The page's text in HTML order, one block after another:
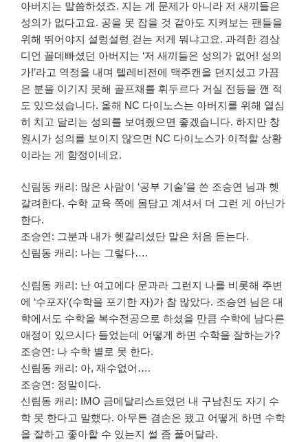
아버지는 말씀하셨죠. 지는 게 문제가 아니라 저 새끼들은
성의가 없다고요. 공을 못 잡을 것 같아도 지켜보는 팬들을
위해 뛰어야지 설렁설렁 걷는 저게 뭐냐고요. 과격한 경상
디언 꼴데빠셨던 아버지는 ‘저 새끼들은 성의가 없어! 성의
가!’라고 역정을 내며 텔레비전에 맥주캔을 던지셨고 가끔
은 분을 이기지 못해 골프채를 휘두르다 거실 전등을 깬 적
도 있으셨습니다. 올해 NC 다이노스는 아버지를 위해 열심
히 치고 달리는 성의를 보여줬으면 좋겠습니다. 하지만 창
원시가 성의를 보이지 않으면 NC 다이노스가 이적할 상황
이라는 게 함정이네요.
신림동 캐리: 많은 사람이 ‘공부 기술’을 쓴 조승연 님과 헷
갈려한다. 수학 교육 쪽에 몸담고 계셔서 더 그런 게 아닌가
한다.
조승연: 그분과 내가 헷갈리셨단 말은 처음 듣는다.
신림동 캐리: 나는 그렇다….
신림동 캐리: 난 여고에다 문과라 그런지 나를 비롯해 주변
에 ‘수포자'(수학을 포기한 자)가 참 많았다. 조승연 님은 대
학에서도 수학을 복수전공으로 하셨을 만큼 수학에 남다른
애정이 있으시다 들었는데 어떻게 하면 수학을 잘하는가?
조승연: 나 수학 별로 못 한다.
신림동 캐리: 아, 재수없어….
조승연: 정말이다.
신림동 캐리: IMO 금메달리스트였던 내 구남친도 자기 수
학 못 한다고 말했다. 아무튼 겸손은 됐고 어떻게 하면 수학
을 잘하고 좋아할 수 있는지 썰 좀 풀어달라.